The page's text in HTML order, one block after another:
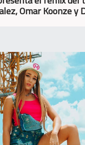
Omar Koonze y